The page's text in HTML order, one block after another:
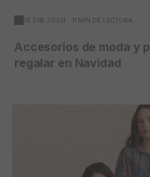
16 ENE 2025 11 MIN DE LECTURA
Accesorios de moda y
regalar en Navidad